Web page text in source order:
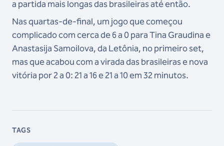
a partida mais longas das brasileiras até então.
Nas quartas-de-final, um jogo que começou
complicado com cerca de 6 a 0 para Tina Graudina e
Anastasija Samoilova, da Letônia, no primeiro set,
mas que acabou com a virada das brasileiras e nova
vitória por 2 a 0: 21 a 16 e 21 a 10 em 32 minutos.
TAGS